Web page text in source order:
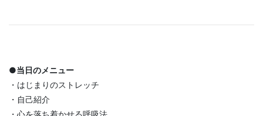
●当日のメニュー
・はじまりのストレッチ
・自己紹介
・心を落ち着かせる呼吸法